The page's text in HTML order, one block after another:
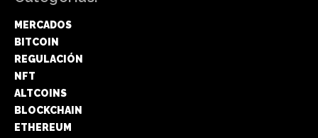
MERCADOS
BITCOIN
REGULACIÓN
NFT
ALTCOINS
BLOCKCHAIN
ETHEREUM